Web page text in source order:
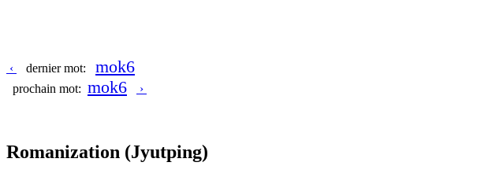
‹ dernier mot: mok6
prochain mot: mok6 ›
Romanization (Jyutping)